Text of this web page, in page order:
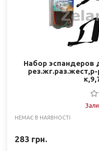
Набор эспандеров
НЕМАЄ В НАЯВНОСТІ
283 грн.